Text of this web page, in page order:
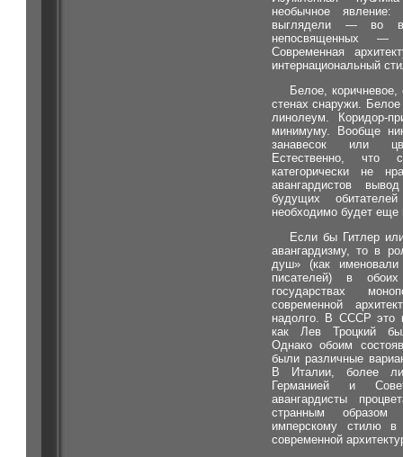
необычное
выглядели — во
непосвященных —
Современная
интернациональный
Белое,
стенах снаружи.
линолеум. Коридор-
минимуму. Вообще
занавесок или
Естественно,
категорически не
авангардистов
будущих
необходимо будет еще
Если бы Гитлер
авангардизму, то в
душ» (как
писателей) в обоих
государствах
современной
надолго. В СССР это
как Лев Троцкий
Однако обоим
были различные
В Италии, более
Германией и
авангардисты
странным образом
имперскому стилю в
современной